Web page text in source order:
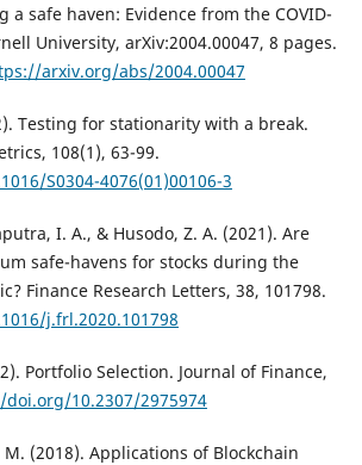
a safe haven: Evidence from the COVID-
University, arXiv:2004.00047, 8 pages.
arxiv.org/abs/2004.00047
Testing for stationarity with a break.
108(1), 63-99.
S0304-4076(01)00106-3
I. A., & Husodo, Z. A. (2021). Are
safe-havens for stocks during the
Finance Research Letters, 38, 101798.
j.frl.2020.101798
Portfolio Selection. Journal of Finance,
10.2307/2975974
(2018). Applications of Blockchain